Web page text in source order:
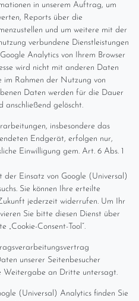
in unserem Auftrag, um
Reports über die
und um weitere mit der
verbundene Dienstleistungen
Analytics von Ihrem Browser
wird nicht mit anderen Daten
im Rahmen der Nutzung von
Daten werden für die Dauer
anschließend gelöscht.
insbesondere das
Endgerät, erfolgen nur,
Einwilligung gem. Art. 6 Abs. 1
Einsatz von Google (Universal)
Sie können Ihre erteilte
jederzeit widerrufen. Um Ihr
Sie bitte diesen Dienst über
Consent-Tool“.
unserer Seitenbesucher
Weitergabe an Dritte untersagt.
(Universal) Analytics finden Sie